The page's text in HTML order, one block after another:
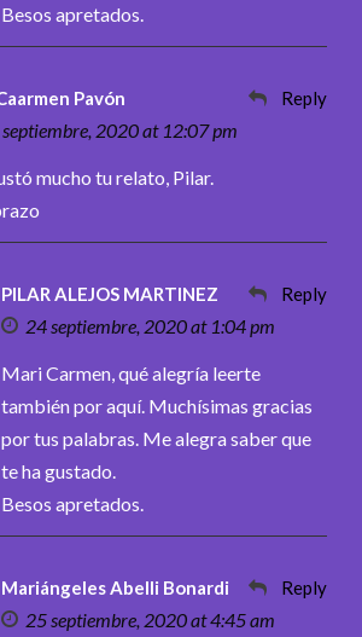
Besos apretados.
Pavón
2020 at 12:07 pm
Reply
mucho tu relato, Pilar.
PILAR ALEJOS MARTINEZ
24 septiembre, 2020 at 1:04 pm
Reply
Mari Carmen, qué alegría leerte
también por aquí. Muchísimas gracias
por tus palabras. Me alegra saber que
te ha gustado.
Besos apretados.
Mariángeles Abelli Bonardi
25 septiembre, 2020 at 4:45 am
Reply